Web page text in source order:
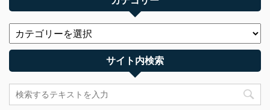
サイト内検索